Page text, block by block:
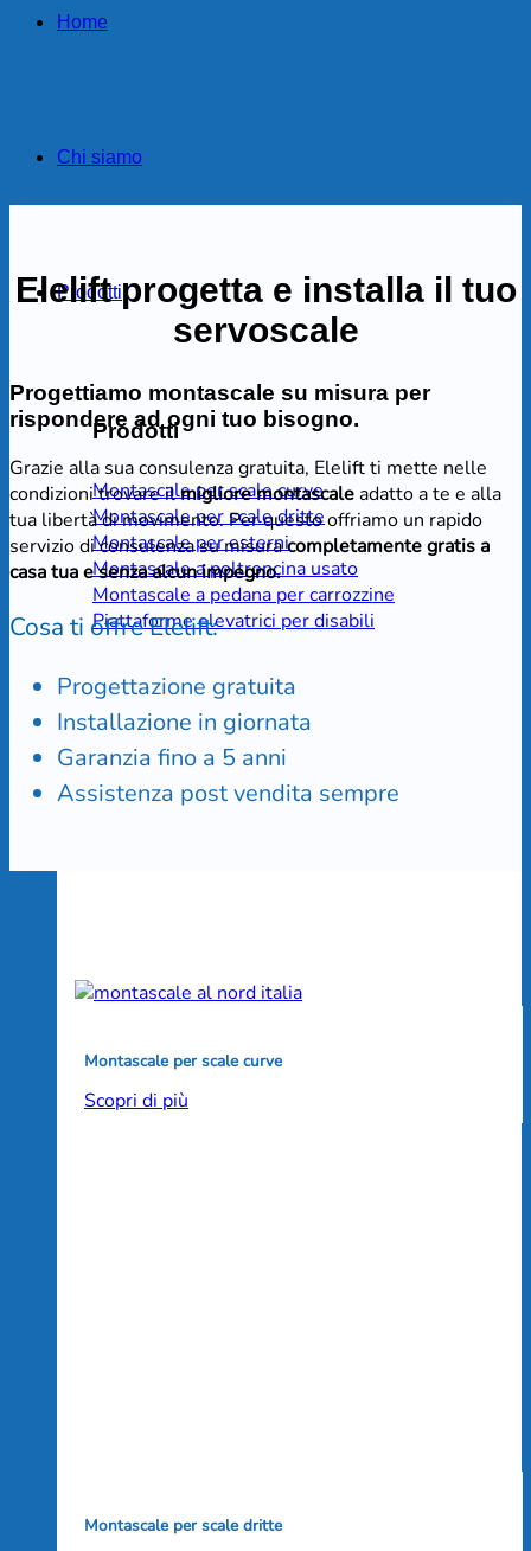
Home
Chi siamo
Prodotti
Prodotti
Montascale per scale curve
Montascale per scale dritte
Montascale per esterni
Montascale a poltroncina usato
Montascale a pedana per carrozzine
Piattaforme elevatrici per disabili
Montascale per scale curve
Scopri di più
Montascale per scale dritte
Elelift progetta e installa il tuo
servoscale
Progettiamo montascale su misura per
rispondere ad ogni tuo bisogno.
Grazie alla sua consulenza gratuita, Elelift ti mette nelle
condizioni trovare ilmigliore montascaleadatto a te e alla
tua libertà di movimento. Per questo offriamo un rapido
servizio di consulenza su misuracompletamente gratis a
casa tua e senza alcun impegno.
Cosa ti offre Elelift:
Progettazione gratuita
Installazione in giornata
Garanzia fino a 5 anni
Assistenza post vendita sempre